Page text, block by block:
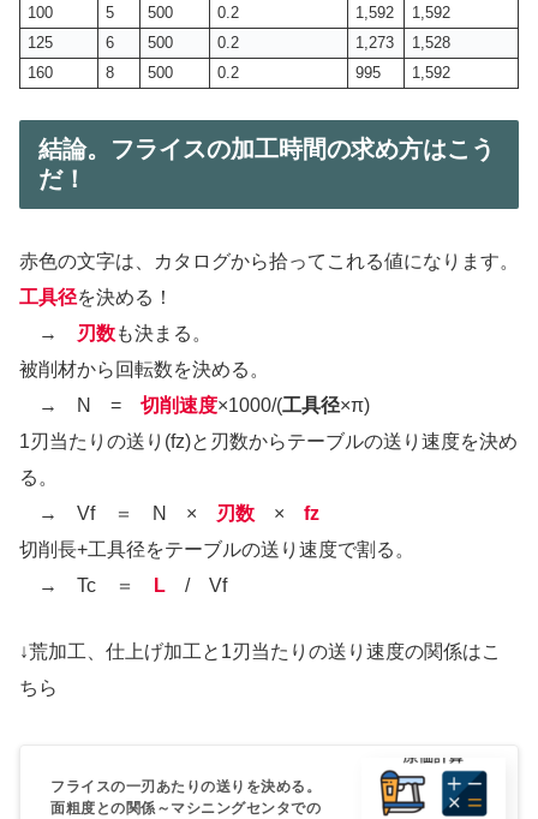
100 5 500 0.2 1,592
1,592
125
6 500 0.2 1,273
1,528
160
8 500 0.2 995 1,592
結論。フライスの加工時間の求め方はこう
だ！
赤色の文字は、カタログから拾ってこれる値になります。
工具径を決める！
→
刃数も決まる。
被削材から回転数を決める。
→ N = 切削速度×1000/(工具径×π)
1刃当たりの送り(fz)と刃数からテーブルの送り速度を決め
る。
→ Vf ＝ N ×
刃数 × fz
切削長+工具径をテーブルの送り速度で割る。
→ Tc ＝
L / Vf
↓荒加工、仕上げ加工と1刃当たりの送り速度の関係はこ
ちら
フライスの一刃あたりの送りを決める。
面粗度との関係～マシニングセンタでの